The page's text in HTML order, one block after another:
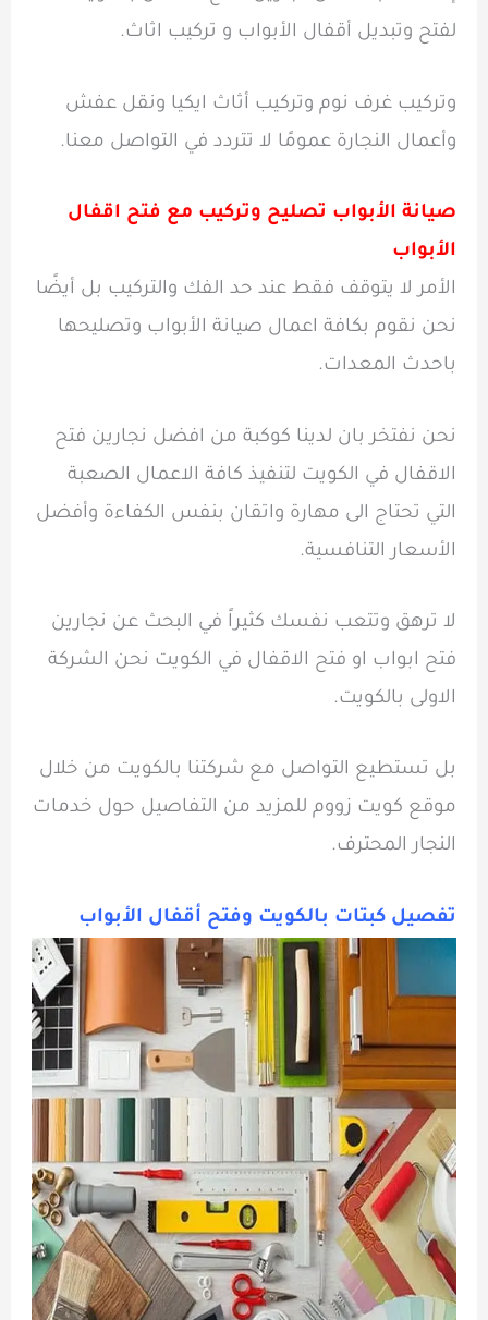
لفتح وتبديل أقفال الأبواب و تركيب اثاث.
وتركيب غرف نوم وتركيب أثاث ايكيا ونقل عفش
وأعمال النجارة عمومًا لا تتردد في التواصل معنا.
صيانة الأبواب تصليح وتركيب مع فتح اقفال
الأبواب
الأمر لا يتوقف فقط عند حد الفك والتركيب بل أيضًا
نحن نقوم بكافة اعمال صيانة الأبواب وتصليحها
باحدث المعدات.
نحن نفتخر بان لدينا كوكبة من افضل نجارين فتح
الاقفال في الكويت لتنفيذ كافة الاعمال الصعبة
التي تحتاج الى مهارة واتقان بنفس الكفاءة وأفضل
الأسعار التنافسية.
لا ترهق وتتعب نفسك كثيراً في البحث عن نجارين
فتح ابواب او فتح الاقفال في الكويت نحن الشركة
الاولى بالكويت.
بل تستطيع التواصل مع شركتنا بالكويت من خلال
موقع كويت زووم للمزيد من التفاصيل حول خدمات
النجار المحترف.
تفصيل كبتات بالكويت وفتح أقفال الأبواب